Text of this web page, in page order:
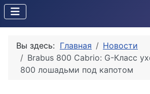
Вы здесь: Главная
Новости
Brabus 800 Cabrio: G-Класс
800 лошадьми под капотом